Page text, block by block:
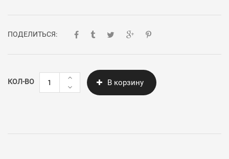
ПОДЕЛИТЬСЯ:
КОЛ-ВО
Количество
BSE
EX125
В корзину